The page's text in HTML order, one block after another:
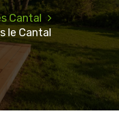
Cantal
le Cantal